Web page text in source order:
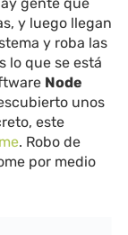
y luego llegan
y roba las
lo que se está
Node
unos
este
. Robo de
por medio